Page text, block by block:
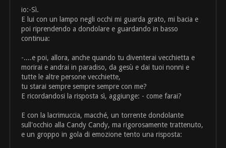
io:-Sì.
E lui con un lampo negli occhi mi guarda grato, mi bacia e
poi riprendendo a dondolare e guardando in basso
continua:
-....e poi, allora, anche quando tu diventerai vecchietta e
morirai e andrai in paradiso, da gesù e dai tuoi nonni e
tutte le altre persone vecchiette,
tu starai sempre sempre sempre con me?
E ricordandosi la risposta sì, aggiunge: - come farai?
E con la lacrimuccia, macché, un torrente dondolante
sull'occhio alla Candy Candy, ma rigorosamente trattenuto,
e un groppo in gola di emozione tento una risposta: